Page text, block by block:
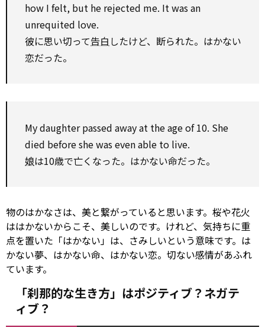
how I felt, but he rejected me. It was an
unrequited love.
彼に思い切って告白 したけど、断られた。はかない
恋だった。
My daughter passed away at the age of 10. She
died before she was evenable to live.
娘は10歳で亡くなった。はかない命だった。
物のはかなさは、美と繋がっていると思います。桜や花火
ははかないからこそ、美しいのです。けれど、気持ちに重
点を置いた「はかない」は、さみしいという意味です。は
かない夢、はかない命、はかない恋。切ない感情があふれ
ています。
「刹那的な生き方」はポジティブ？ネガテ
ィブ？